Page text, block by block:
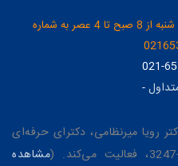
تماس تلفنی در روزهای شنبه تا پنج شنبه از 8 صبح تا 4 عصر به شماره
021-
-
رویا میرنظامی، دکترای حرفه‌ای
مشاهده